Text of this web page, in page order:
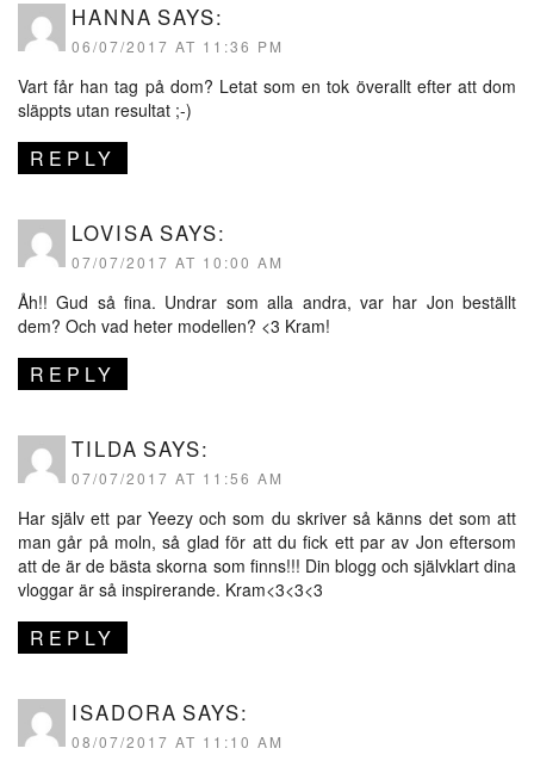
HANNA SAYS:
06/07/2017 AT 11:36 PM
Vart får han tag på dom? Letat som en tok överallt efter att dom
släppts utan resultat ;-)
REPLY
LOVISA SAYS:
07/07/2017 AT 10:00 AM
Åh!! Gud så fina. Undrar som alla andra, var har Jon beställt
dem? Och vad heter modellen? <3 Kram!
REPLY
TILDA SAYS:
07/07/2017 AT 11:56 AM
Har själv ett par Yeezy och som du skriver så känns det som att
man går på moln, så glad för att du fick ett par av Jon eftersom
att de är de bästa skorna som finns!!! Din blogg och självklart dina
vloggar är så inspirerande. Kram<3<3<3
REPLY
ISADORA SAYS:
08/07/2017 AT 11:10 AM